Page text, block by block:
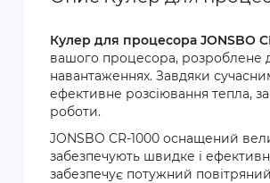
Кулер для процесора JONSBO
вашого процесора, розроблене
навантаженнях. Завдяки
ефективне розсіювання тепла,
роботи.
JONSBO CR-1000 оснащений
забезпечують швидке і
забезпечує потужний